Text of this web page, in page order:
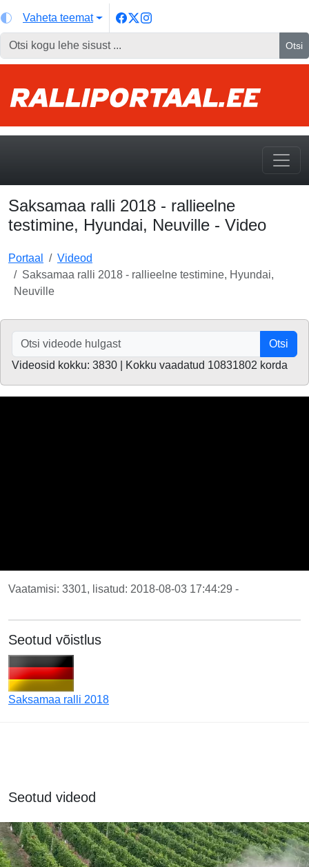
Vaheta teemat
Otsi
Saksamaa ralli 2018 - rallieelne
testimine, Hyundai, Neuville - Video
Portaal
Videod
Saksamaa ralli 2018 - rallieelne testimine, Hyundai,
Neuville
Otsi
Videosid kokku: 3830 | Kokku vaadatud 10831802 korda
Vaatamisi: 3301, lisatud: 2018-08-03 17:44:29 -
Seotud võistlus
Saksamaa ralli 2018
Seotud videod